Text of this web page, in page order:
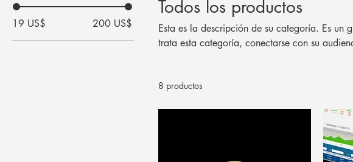
19 US$ 200 US$
Todos los productos
Esta es la descripción de su categoría. Es un
trata esta categoría, conectarse con su
8 productos